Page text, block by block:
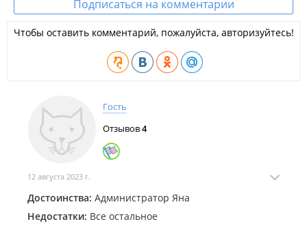
Подписаться на комментарии
Чтобы оставить комментарий, пожалуйста, авторизуйтесь!
Гость
Отзывов4
12 августа 2023 г.
Достоинства: Администратор Яна
Недостатки: Все остальное